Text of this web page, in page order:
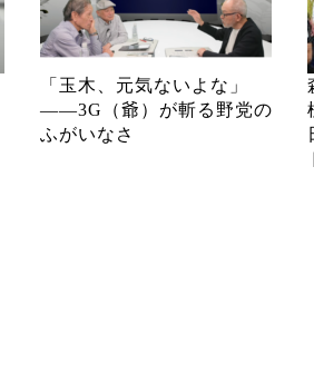
「玉木、元気ないよな」
――3G（爺）が斬る野党の
ふがいなさ